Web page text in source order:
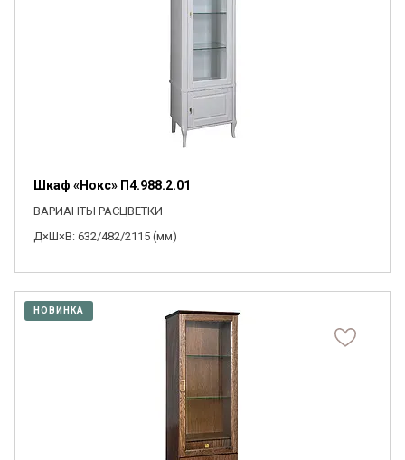
Шкаф «Нокс» П4.988.2.01
ВАРИАНТЫ РАСЦВЕТКИ
Д×Ш×В: 632/482/2115 (мм)
НОВИНКА